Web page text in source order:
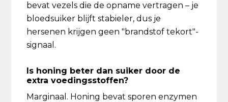
bevat vezels die de opname vertragen – je
bloedsuiker blijft stabieler, dus je
hersenen krijgen geen "brandstof tekort"-
signaal.
Is honing beter dan suiker door de
extra voedingsstoffen?
Marginaal. Honing bevat sporen enzymen